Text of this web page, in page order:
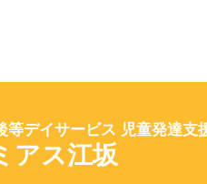
等デイサービス 児童発達支
アス江坂